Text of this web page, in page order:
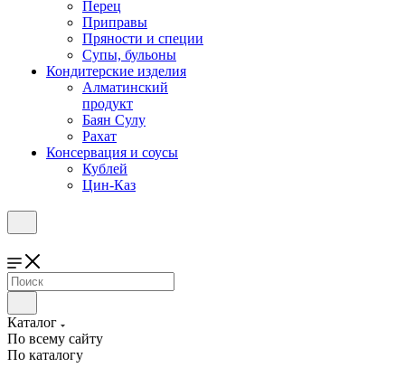
Перец
Приправы
Пряности и специи
Супы, бульоны
Кондитерские изделия
Алматинский
продукт
Баян Сулу
Рахат
Консервация и соусы
Кублей
Цин-Каз
Каталог
По всему сайту
По каталогу